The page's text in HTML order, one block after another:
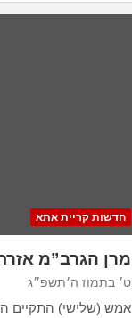
חדשות קריית אתא
מרן הגרב”מ
ט׳ בתמוז ה׳תשפ״ג
אמש (שלישי) התקיים